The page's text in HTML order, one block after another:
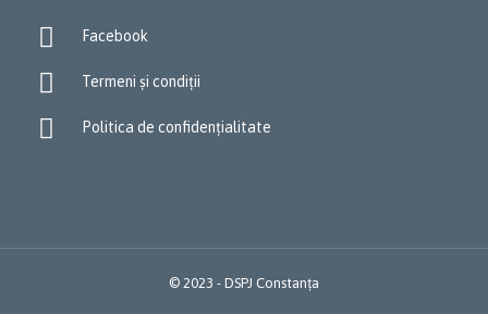
 Facebook
 Termeni și condiții
 Politica de confidențialitate
© 2023 - DSPJ Constanța